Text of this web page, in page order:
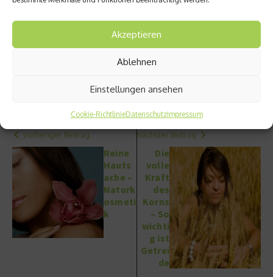
Akzeptieren
Ablehnen
Einstellungen ansehen
Cookie-RichtlinieDatenschutzImpressum
Seiten:1 2
vorheriger Beitrag
Reine
Hauts
ache –
Naturk
osmeti
k
Nächster Beitrag
Die
volle
Kraft
des
Korns
– So
wichti
g ist
Getrei
de